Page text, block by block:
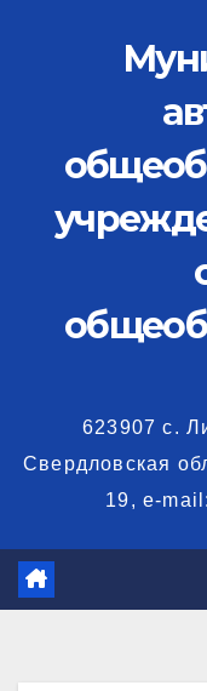
623907 с.
Свердловская
19, e-